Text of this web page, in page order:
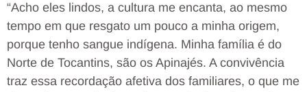
“Acho eles lindos, a cultura me encanta, ao mesmo
tempo em que resgato um pouco a minha origem,
porque tenho sangue indígena. Minha família é do
Norte de Tocantins, são os Apinajés. A convivência
traz essa recordação afetiva dos familiares, o que me